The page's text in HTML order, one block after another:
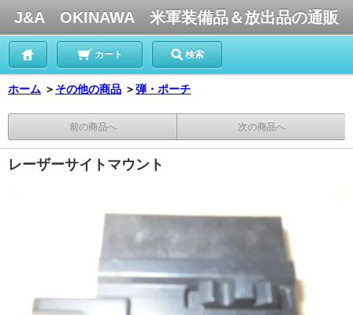
J&A OKINAWA 米軍装備品＆放出品の通販
カート 検索
ホーム ＞ その他の商品 ＞弾・ポーチ
前の商品へ 次の商品へ
レーザーサイトマウント